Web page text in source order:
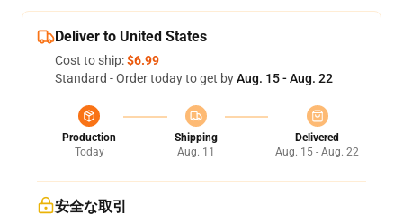
Deliver to United States
Cost to ship:$6.99
Standard - Order today to get byAug. 15 - Aug. 22
Production
Today
Shipping
Aug. 11
Delivered
Aug. 15 - Aug. 22
安全な取引